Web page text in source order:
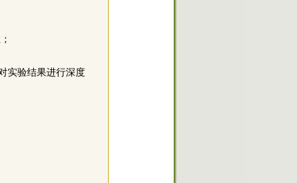
实验结果进行深度